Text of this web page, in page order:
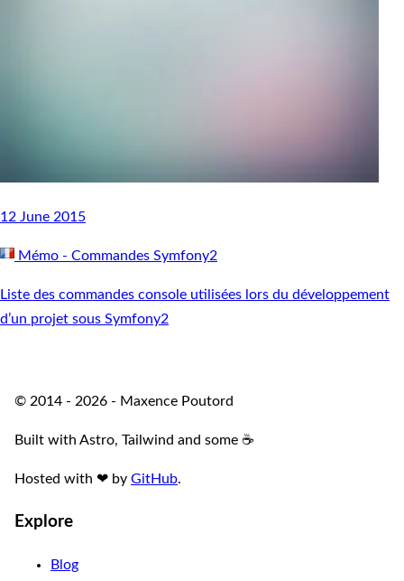
12 June 2015
Mémo - Commandes Symfony2
Liste des commandes console utilisées lors du développement
d’un projet sous Symfony2
© 2014 - 2026 - Maxence Poutord
Built with Astro, Tailwind and some ☕️
Hosted with ❤ by GitHub.
Explore
Blog